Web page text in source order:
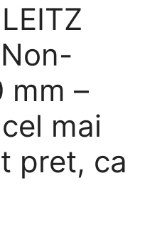
mm –
mai
pret, ca